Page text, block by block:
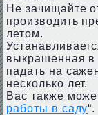
Не зачищайте
производить
летом.
выкрашенная в
падать на
несколько лет.
Вас также
работы в саду“.